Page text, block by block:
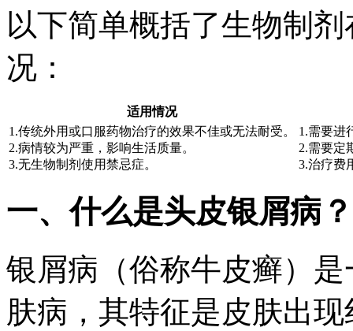
以下简单概括了生物制
况：
适用情况
1.传统外用或口服药物治疗的效果不佳或无法耐受。
2.病情较为严重，影响生活质量。
3.无生物制剂使用禁忌症。
1.需要进
2.需要定
3.治疗费
一、什么是头皮银屑病？
银屑病（俗称牛皮癣）
肤病，其特征是皮肤出